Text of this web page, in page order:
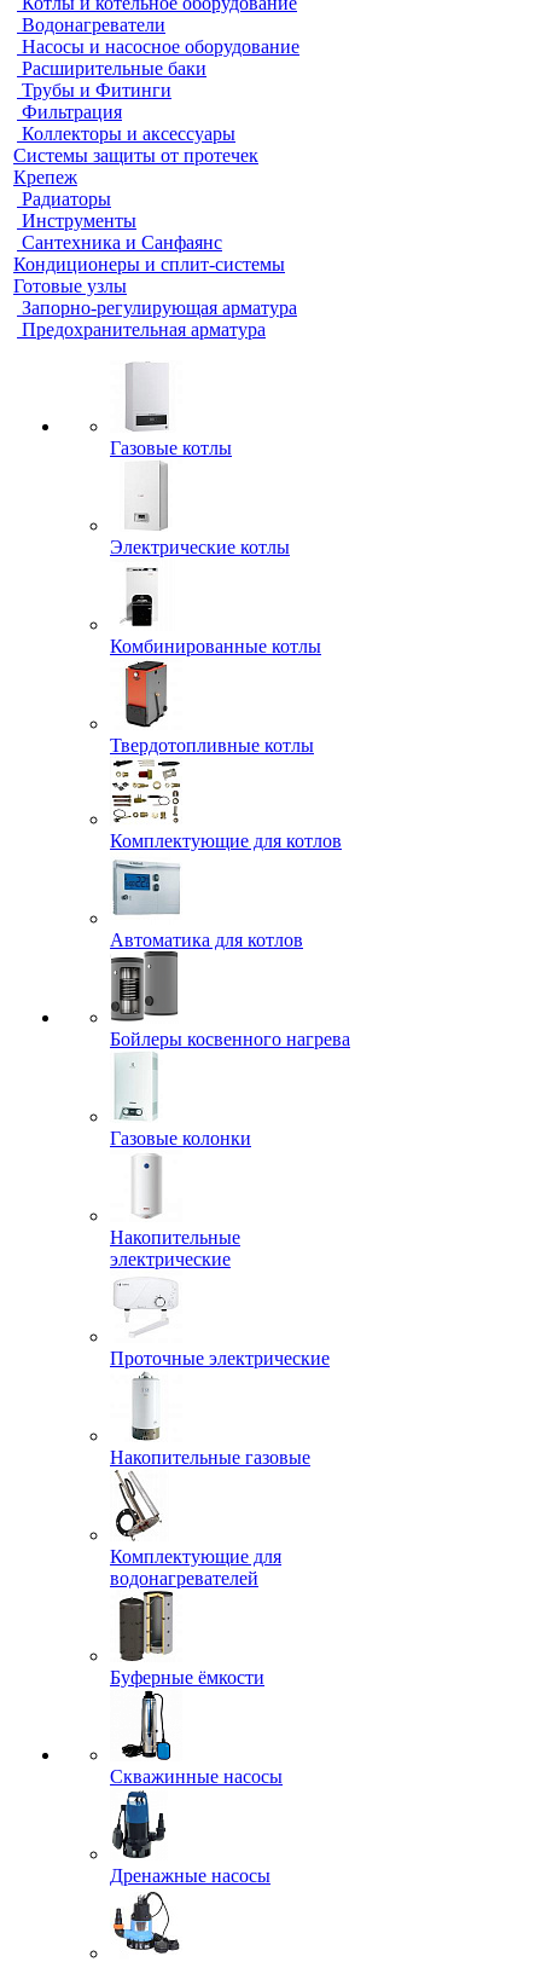
Водонагреватели
Насосы и насосное оборудование
Расширительные баки
Трубы и Фитинги
Фильтрация
Коллекторы и аксессуары
Системы защиты от протечек
Крепеж
Радиаторы
Инструменты
Сантехника и Санфаянс
Кондиционеры и сплит-системы
Готовые узлы
Запорно-регулирующая арматура
Предохранительная арматура
Газовые котлы
Электрические котлы
Комбинированные котлы
Твердотопливные котлы
Комплектующие для котлов
Автоматика для котлов
Бойлеры косвенного нагрева
Газовые колонки
Накопительные
электрические
Проточные электрические
Накопительные газовые
Комплектующие для
водонагревателей
Буферные ёмкости
Скважинные насосы
Дренажные насосы